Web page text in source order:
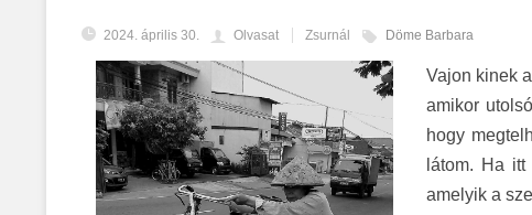
2024. április 30. Olvasat Zsurnál Döme Barbara
Vajon kinek
amikor
hogy
látom. Ha
amelyik a